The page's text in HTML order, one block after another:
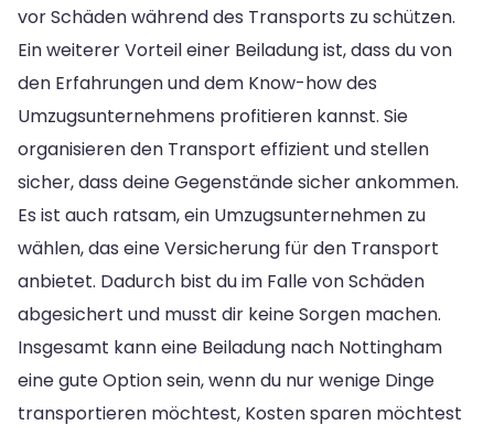
vor Schäden während des Transports zu schützen.
Ein weiterer Vorteil einer Beiladung ist, dass du von
den Erfahrungen und dem Know-how des
Umzugsunternehmens profitieren kannst. Sie
organisieren den Transport effizient und stellen
sicher, dass deine Gegenstände sicher ankommen.
Es ist auch ratsam, ein Umzugsunternehmen zu
wählen, das eine Versicherung für den Transport
anbietet. Dadurch bist du im Falle von Schäden
abgesichert und musst dir keine Sorgen machen.
Insgesamt kann eine Beiladung nach Nottingham
eine gute Option sein, wenn du nur wenige Dinge
transportieren möchtest, Kosten sparen möchtest